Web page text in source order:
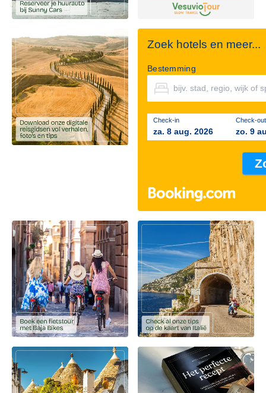
Zoek hotels en meer...
Bestemming
Check-in
za. 8 aug. 2026
Check-out
zo. 9